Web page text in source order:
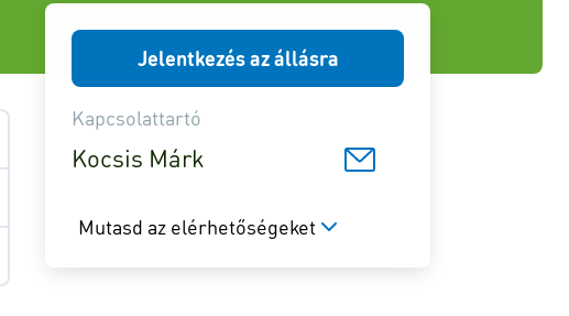
Jelentkezés az állásra
Kapcsolattartó
Kocsis Márk
Mutasd az elérhetőségeket